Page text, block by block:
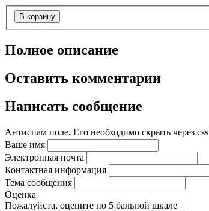
В корзину
Полное описание
Оставить комментарии
Написать сообщение
Антиспам поле. Его необходимо скрыть через css
Ваше имя
Электронная почта
Контактная информация
Тема сообщения
Оценка
Пожалуйста, оцените по 5 бальной шкале